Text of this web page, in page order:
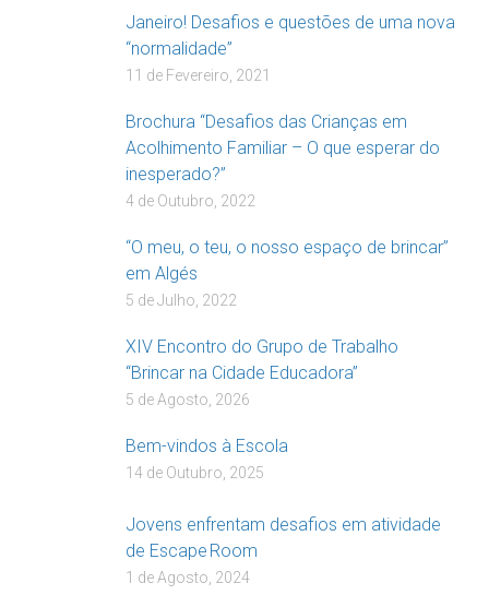
Janeiro! Desafios e questões de uma nova
“normalidade”
11 de Fevereiro, 2021
Brochura “Desafios das Crianças em
Acolhimento Familiar – O que esperar do
inesperado?”
4 de Outubro, 2022
“O meu, o teu, o nosso espaço de brincar”
em Algés
5 de Julho, 2022
XIV Encontro do Grupo de Trabalho
“Brincar na Cidade Educadora”
5 de Agosto, 2026
Bem-vindos à Escola
14 de Outubro, 2025
Jovens enfrentam desafios em atividade
de Escape Room
1 de Agosto, 2024